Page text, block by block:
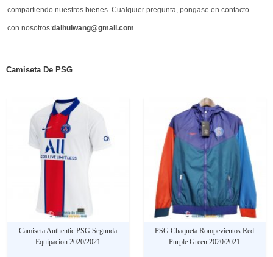
compartiendo nuestros bienes. Cualquier pregunta, pongase en contacto
con nosotros:daihuiwang@gmail.com
Camiseta De PSG
Camiseta Authentic PSG Segunda
Equipacion 2020/2021
PSG Chaqueta Rompevientos Red
Purple Green 2020/2021